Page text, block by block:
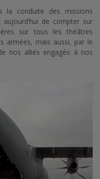
la conduite des missions
de compter sur
sur tous les théâtres
armées, mais aussi, par le
nos alliés engagés à nos